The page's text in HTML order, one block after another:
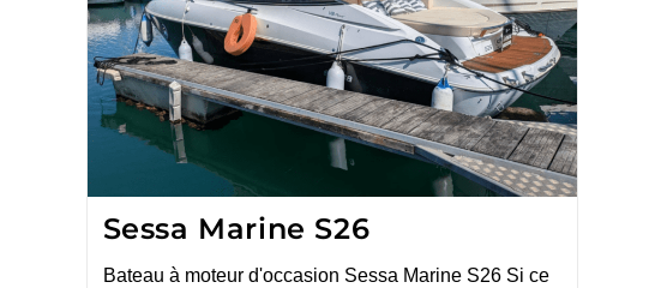
Sessa Marine S26
Bateau à moteur d'occasion Sessa Marine S26 Si ce